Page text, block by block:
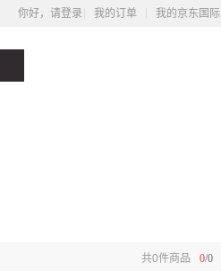
你好，请登录 我的订单 我的京东国际
0/0
共0件商品